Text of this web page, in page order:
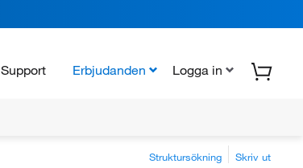
Support Erbjudanden Logga in
Struktursökning Skriv ut